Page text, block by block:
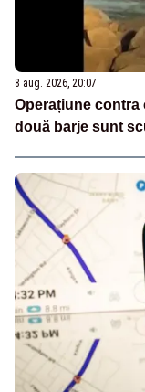
8 aug. 2026, 20:07
Operațiune contra
două barje sunt